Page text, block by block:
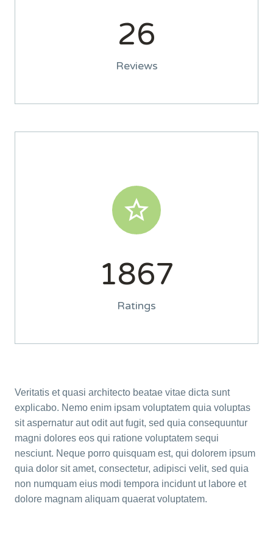
26
Reviews


1867
Ratings
Veritatis et quasi architecto beatae vitae dicta sunt
explicabo. Nemo enim ipsam voluptatem quia voluptas
sit aspernatur aut odit aut fugit, sed quia consequuntur
magni dolores eos qui ratione voluptatem sequi
nesciunt. Neque porro quisquam est, qui dolorem ipsum
quia dolor sit amet, consectetur, adipisci velit, sed quia
non numquam eius modi tempora incidunt ut labore et
dolore magnam aliquam quaerat voluptatem.